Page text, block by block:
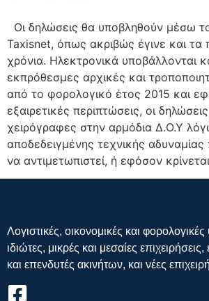
Οι δηλώσεις θα υποβληθούν μέσω
Taxisnet, όπως ακριβώς έγινε και τα
χρόνια. Ηλεκτρονικά υποβάλλονται
εκπρόθεσμες αρχικές και
από το φορολογικό έτος 2015 και
εξαιρετικές περιπτώσεις, οι
χειρόγραφες στην αρμόδια Δ.Ο.Υ
αποδεδειγμένης τεχνικής
να αντιμετωπιστεί, ή εφόσον
Λογιστικές, οικονομικές και
ιδιώτες, μικρές και μεσαίες επιχειρήσεις,
και επενδυτές ακινήτων, και νέες